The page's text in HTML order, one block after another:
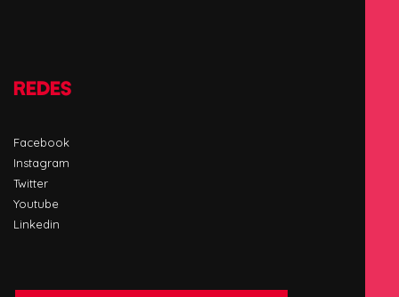
REDES
Facebook
Instagram
Twitter
Youtube
Linkedin